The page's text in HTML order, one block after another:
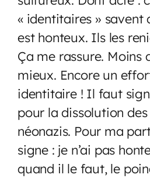
« identitaires » savent
est honteux. Ils les
Ça me rassure. Moins
mieux. Encore un
identitaire ! Il faut
pour la dissolution
néonazis. Pour ma
signe : je n’ai pas
quand il le faut, le